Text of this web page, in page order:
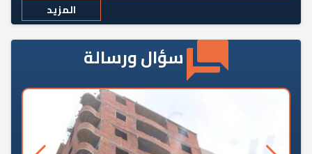
المزيد
سؤال ورسالة